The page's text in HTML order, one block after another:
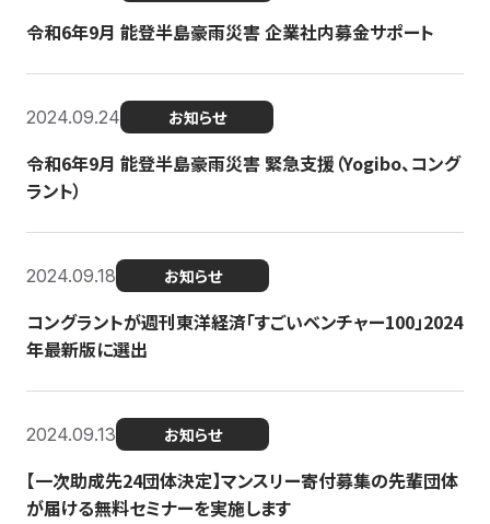
令和6年9月 能登半島豪雨災害 企業社内募金サポート
2024.09.24 お知らせ
令和6年9月 能登半島豪雨災害 緊急支援（Yogibo、コング
ラント）
2024.09.18 お知らせ
コングラントが週刊東洋経済「すごいベンチャー100」2024
年最新版に選出
2024.09.13 お知らせ
【一次助成先24団体決定】マンスリー寄付募集の先輩団体
が届ける無料セミナーを実施します